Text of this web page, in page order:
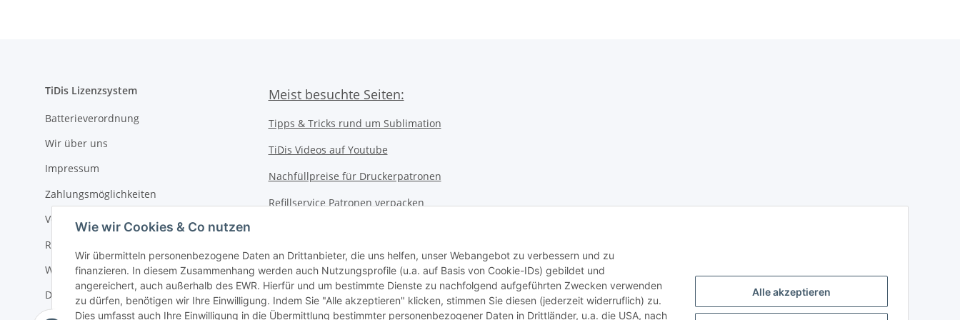
TiDis Lizenzsystem
Batterieverordnung
Wir über uns
Impressum
Zahlungsmöglichkeiten
Versandkosten
Retouren / Rückgabe
Widerrufsrecht
Datenschutz
Meist besuchte Seiten:
Tipps & Tricks rund um Sublimation
TiDis Videos auf Youtube
Nachfüllpreise für Druckerpatronen
Refillservice Patronen verpacken
TiDis PC & Notebookwerkstatt
TiDis eScooter Werkstatt
TiDis Dienstausweis Druckservice
Wie wir Cookies & Co nutzen
Wir übermitteln personenbezogene Daten an Drittanbieter, die uns helfen, unser Webangebot zu verbessern und zu
finanzieren. In diesem Zusammenhang werden auch Nutzungsprofile (u.a. auf Basis von Cookie-IDs) gebildet und
angereichert, auch außerhalb des EWR. Hierfür und um bestimmte Dienste zu nachfolgend aufgeführten Zwecken verwenden
zu dürfen, benötigen wir Ihre Einwilligung. Indem Sie "Alle akzeptieren" klicken, stimmen Sie diesen (jederzeit widerruflich) zu.
Dies umfasst auch Ihre Einwilligung in die Übermittlung bestimmter personenbezogener Daten in Drittländer, u.a. die USA, nach
Alle akzeptieren